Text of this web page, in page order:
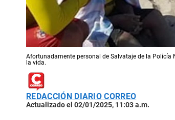
Afortunadamente personal de Salvataje de la
la vida.
REDACCIÓN DIARIO CORREO
Actualizado el 02/01/2025, 11:03 a.m.